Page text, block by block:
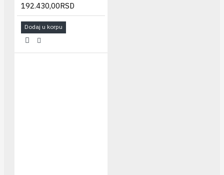
192.430,00RSD
Dodaj u korpu